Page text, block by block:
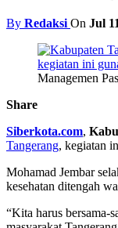
By Redaksi On Jul
Managemen
Share
Siberkota.com,
Tangerang, kegiatan
Mohamad Jembar
kesehatan ditengah
“Kita harus bersama-